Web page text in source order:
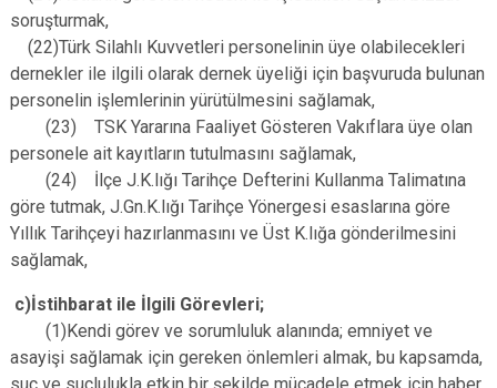
soruşturmak,
(22)Türk Silahlı Kuvvetleri personelinin üye olabilecekleri
dernekler ile ilgili olarak dernek üyeliği için başvuruda bulunan
personelin işlemlerinin yürütülmesini sağlamak,
(23) TSK Yararına Faaliyet Gösteren Vakıflara üye olan
personele ait kayıtların tutulmasını sağlamak,
(24) İlçe J.K.lığı Tarihçe Defterini Kullanma Talimatına
göre tutmak, J.Gn.K.lığı Tarihçe Yönergesi esaslarına göre
Yıllık Tarihçeyi hazırlanmasını ve Üst K.lığa gönderilmesini
sağlamak,
c)İstihbarat ile İlgili Görevleri;
(1)Kendi görev ve sorumluluk alanında; emniyet ve
asayişi sağlamak için gereken önlemleri almak, bu kapsamda,